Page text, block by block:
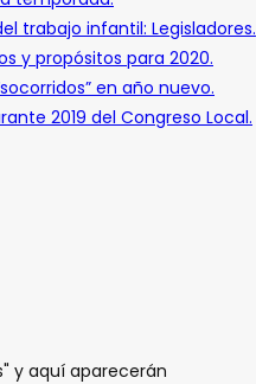
trabajo infantil: Legisladores.
y propósitos para 2020.
en año nuevo.
2019 del Congreso Local.
y aquí aparecerán